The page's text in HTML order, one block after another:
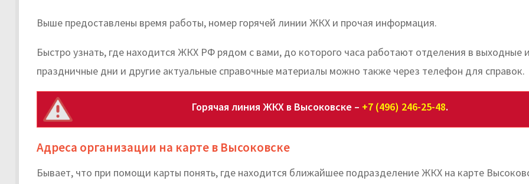
Выше предоставлены время работы, номер горячей линии ЖКХ и прочая информация.
Быстро узнать, где находится ЖКХ РФ рядом с вами, до которого часа работают отделения в выходные
праздничные дни и другие актуальные справочные материалы можно также через телефон для справок.
Горячая линия ЖКХ в Высоковске – +7 (496) 246-25-48.
Адреса организации на карте в Высоковске
Бывает, что при помощи карты понять, где находится ближайшее подразделение ЖКХ на карте